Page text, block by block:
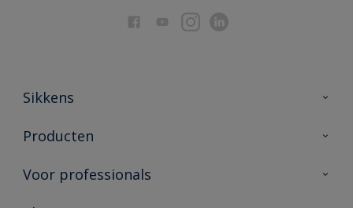
Sikkens
Over Sikkens
Duurzaamheid
Producten
Producten voor binnen
Voor professionals